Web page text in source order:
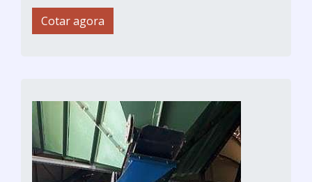
Cotar agora